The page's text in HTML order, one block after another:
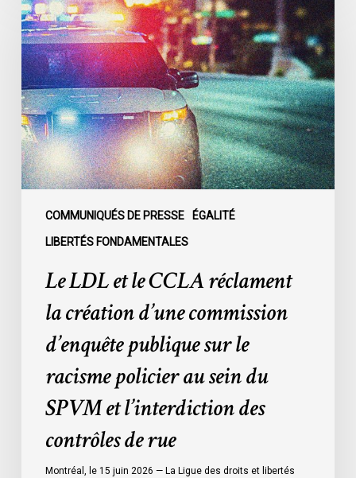
COMMUNIQUÉS DE PRESSE ÉGALITÉ
LIBERTÉS FONDAMENTALES
LDL
et
le
CCLA
réclament
la
création
d’une
commission
publique
racisme
SPVM
contrôles
Le LDL et le CCLA réclament
la création d’une commission
d’enquête publique sur le
racisme policier au sein du
SPVM et l’interdiction des
contrôles de rue
Montréal, le 15 juin 2026 — La Ligue des droits et libertés